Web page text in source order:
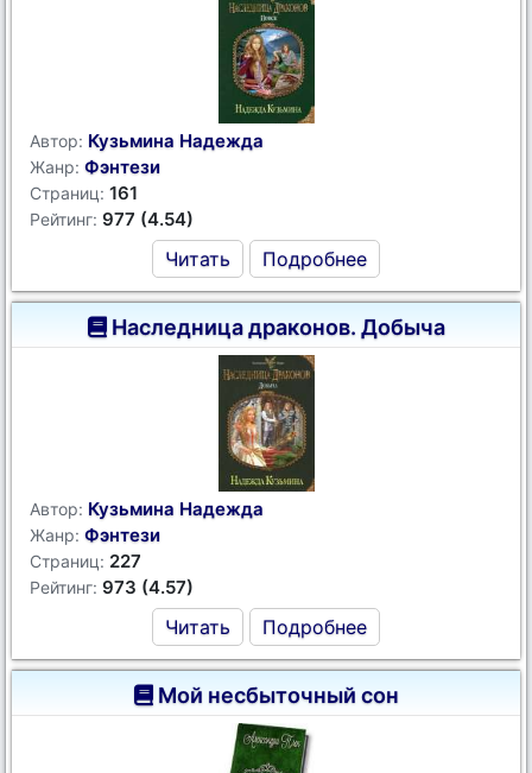
Автор: Кузьмина Надежда
Жанр: Фэнтези
Страниц: 161
Рейтинг: 977 (4.54)
Читать Подробнее
Наследница драконов. Добыча
Автор: Кузьмина Надежда
Жанр: Фэнтези
Страниц: 227
Рейтинг: 973 (4.57)
Читать Подробнее
Мой несбыточный сон